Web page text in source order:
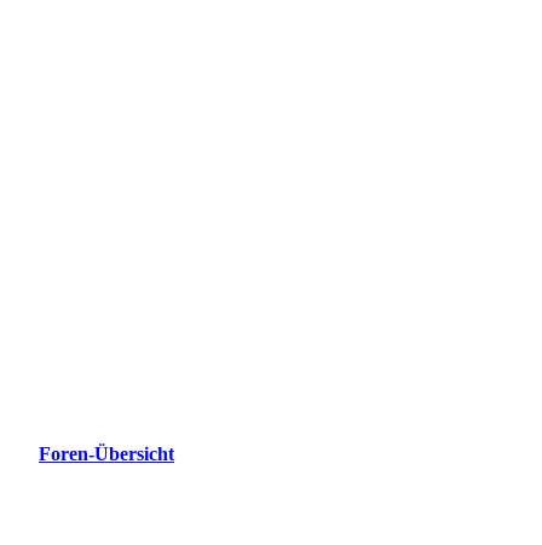
Foren-Übersicht